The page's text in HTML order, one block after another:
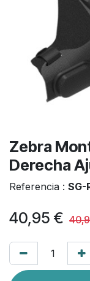
Zebra
Derecha
Referencia : SG-
40,95 €